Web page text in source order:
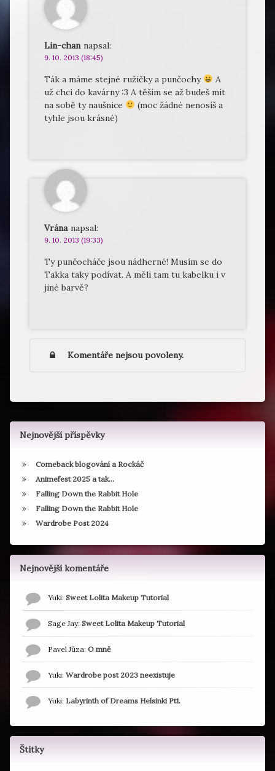
Lin-chan napsal:
9. 10. 2013 (18:45)
Ták a máme stejné ružičky a punčochy
A
už chci do kavárny :3 A těším se až budeš mít
na sobě ty naušnice
(moc žádné nenosíš a
tyhle jsou krásné)
Vrána napsal:
9. 10. 2013 (19:33)
Ty punčocháče jsou nádherné! Musím se do
Takka taky podívat. A měli tam tu kabelku i v
jiné barvě?
Komentáře nejsou povoleny.
Nejnovější příspěvky
Comeback blogování a Rockáč
Animefest 2025 a tak…
Falling Down the Rabbit Hole
Falling Down the Rabbit Hole
Wardrobe Post 2024
Nejnovější komentáře
Yuki: Sweet Lolita Makeup Tutorial
Sage Jay: Sweet Lolita Makeup Tutorial
Pavel Jůza: O mně
Yuki: Wardrobe post 2023 neexistuje
Yuki: Labyrinth of Dreams Helsinki Pt1.
Štítky